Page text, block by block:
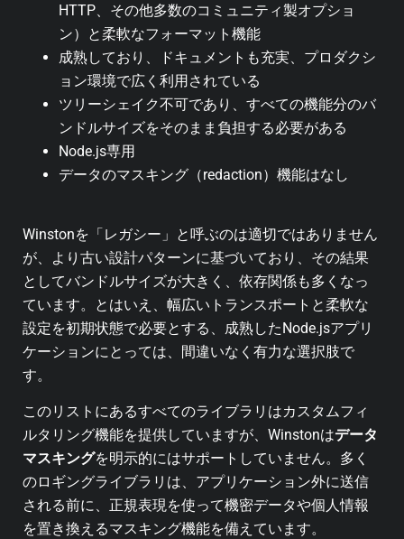
HTTP、その他多数のコミュニティ製オプショ
ン）と柔軟なフォーマット機能
成熟しており、ドキュメントも充実、プロダクシ
ョン環境で広く利用されている
ツリーシェイク不可であり、すべての機能分のバ
ンドルサイズをそのまま負担する必要がある
Node.js専用
データのマスキング（redaction）機能はなし
Winstonを「レガシー」と呼ぶのは適切ではありません
が、より古い設計パターンに基づいており、その結果
としてバンドルサイズが大きく、依存関係も多くなっ
ています。とはいえ、幅広いトランスポートと柔軟な
設定を初期状態で必要とする、成熟したNode.jsアプリ
ケーションにとっては、間違いなく有力な選択肢で
す。
このリストにあるすべてのライブラリはカスタムフィ
ルタリング機能を提供していますが、Winstonはデータ
マスキングを明示的にはサポートしていません。多く
のロギングライブラリは、アプリケーション外に送信
される前に、正規表現を使って機密データや個人情報
を置き換えるマスキング機能を備えています。